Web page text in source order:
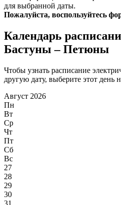
для выбранной даты.
Пожалуйста, воспользуйтесь
Календарь
Бастуны – Петюны
Чтобы узнать расписание
другую дату, выберите этот день
Август 2026
Пн
Вт
Ср
Чт
Пт
Сб
Вс
27
28
29
30